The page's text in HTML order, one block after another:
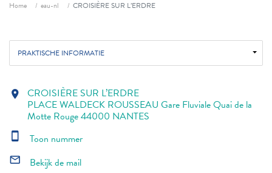
Home eau-nl CROISIÈRE SUR L’ERDRE
PRAKTISCHE INFORMATIE
location_on CROISIÈRE SUR L’ERDRE
PLACE WALDECK ROUSSEAU Gare Fluviale Quai de la
Motte Rouge 44000 NANTES
smartphone Toon nummer
mail_outline Bekijk de mail